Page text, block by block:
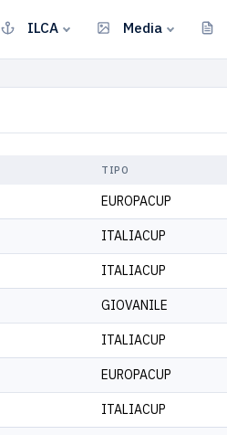
ILCA Media
TIPO
EUROPACUP
ITALIACUP
ITALIACUP
GIOVANILE
ITALIACUP
EUROPACUP
ITALIACUP